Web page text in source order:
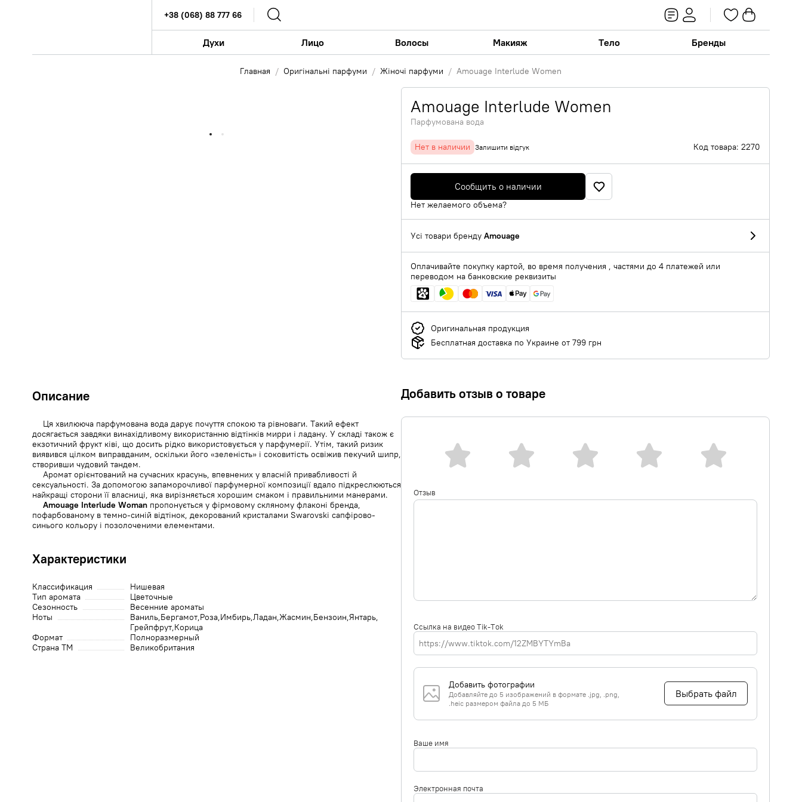
+38 (068) 88 777 66
Духи Лицо Волосы Макияж Тело Бренды
Главная Оригінальні парфуми Жіночі парфуми Amouage Interlude Women
Amouage Interlude Women
Парфумована вода
Нет в наличии Залишити відгук Код товара: 2270
Сообщить о наличии
Нет желаемого объема?
Усі товари бренду Amouage
Оплачивайте покупку картой, во время получения , частями до 4 платежей или
переводом на банковские реквизиты
Оригинальная продукция
Бесплатная доставка по Украине от 799 грн
Описание
Ця хвилююча парфумована вода дарує почуття спокою та рівноваги. Такий ефект
досягається завдяки винахідливому використанню відтінків мирри і ладану. У складі також є
екзотичний фрукт ківі, що досить рідко використовується у парфумерії. Утім, такий ризик
виявився цілком виправданим, оскільки його «зеленість» і соковитість освіжив пекучий шипр,
створивши чудовий тандем.
Аромат орієнтований на сучасних красунь, впевнених у власній привабливості й
сексуальності. За допомогою запаморочливої ​​парфумерної композиції вдало підкреслюються
найкращі сторони її власниці, яка вирізняється хорошим смаком і правильними манерами.
Amouage Interlude Womanпропонується у фірмовому скляному флаконі бренда,
пофарбованому в темно-синій відтінок, декорований кристалами Swarovski сапфірово-
синього кольору і позолоченими елементами.
Характеристики
Классификация
Нишевая
Тип аромата
Цветочные
Сезонность
Весенние ароматы
Ноты
Ваниль Бергамот Роза Имбирь Ладан Жасмин Бензоин Янтарь
Грейпфрут Корица
Формат
Полноразмерный
Страна ТМ
Великобритания
Добавить отзыв о товаре
Отзыв
Ссылка на видео Tik-Tok
Добавить фотографии
Добавляйте до 5 изображений в формате .jpg, .png,
.heic размером файла до 5 МБ
Выбрать файл
Ваше имя
Электронная почта